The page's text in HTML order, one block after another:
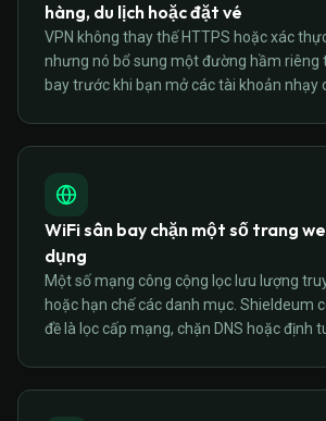
hàng, du lịch hoặc đặt vé
VPN không thay thế HTTPS hoặc xác
nhưng nó bổ sung một đường hầm riêng
bay trước khi bạn mở các tài khoản nhạy
WiFi sân bay chặn một số trang
dụng
Một số mạng công cộng lọc lưu lượng
hoặc hạn chế các danh mục. Shieldeum
đề là lọc cấp mạng, chặn DNS hoặc định